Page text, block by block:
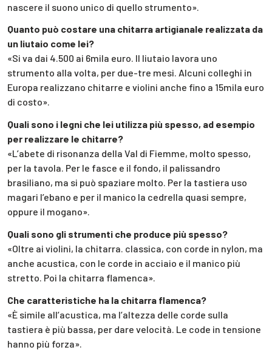
nascere il suono unico di quello strumento».
Quanto può costare una chitarra artigianale realizzata da
un liutaio come lei?
«Si va dai 4.500 ai 6mila euro. Il liutaio lavora uno
strumento alla volta, per due-tre mesi. Alcuni colleghi in
Europa realizzano chitarre e violini anche fino a 15mila euro
di costo».
Quali sono i legni che lei utilizza più spesso, ad esempio
per realizzare le chitarre?
«L’abete di risonanza della Val di Fiemme, molto spesso,
per la tavola. Per le fasce e il fondo, il palissandro
brasiliano, ma si può spaziare molto. Per la tastiera uso
magari l’ebano e per il manico la cedrella quasi sempre,
oppure il mogano».
Quali sono gli strumenti che produce più spesso?
«Oltre ai violini, la chitarra. classica, con corde in nylon, ma
anche acustica, con le corde in acciaio e il manico più
stretto. Poi la chitarra flamenca».
Che caratteristiche ha la chitarra flamenca?
«È simile all’acustica, ma l’altezza delle corde sulla
tastiera è più bassa, per dare velocità. Le code in tensione
hanno più forza».